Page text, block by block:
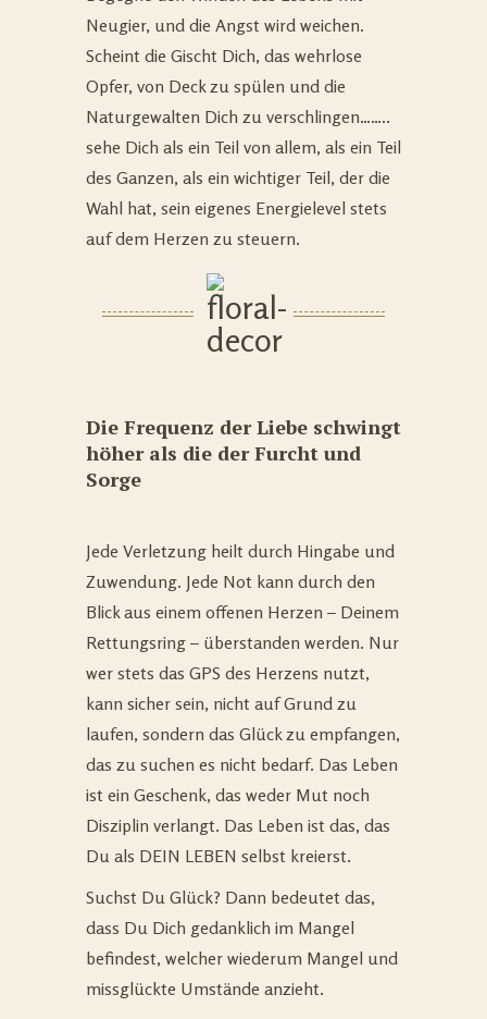
Neugier, und die Angst wird weichen.
Scheint die Gischt Dich, das wehrlose
Opfer, von Deck zu spülen und die
Naturgewalten Dich zu verschlingen……..
sehe Dich als ein Teil von allem, als ein Teil
des Ganzen, als ein wichtiger Teil, der die
Wahl hat, sein eigenes Energielevel stets
auf dem Herzen zu steuern.
Die Frequenz der Liebe schwingt
höher als die der Furcht und
Sorge
Jede Verletzung heilt durch Hingabe und
Zuwendung. Jede Not kann durch den
Blick aus einem offenen Herzen – Deinem
Rettungsring – überstanden werden. Nur
wer stets das GPS des Herzens nutzt,
kann sicher sein, nicht auf Grund zu
laufen, sondern das Glück zu empfangen,
das zu suchen es nicht bedarf. Das Leben
ist ein Geschenk, das weder Mut noch
Disziplin verlangt. Das Leben ist das, das
Du als DEIN LEBEN selbst kreierst.
Suchst Du Glück? Dann bedeutet das,
dass Du Dich gedanklich im Mangel
befindest, welcher wiederum Mangel und
missglückte Umstände anzieht.